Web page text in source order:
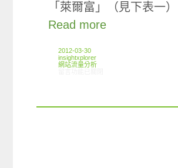
「萊爾富」（見下表一）
Read more
2012-03-30
insightxplorer
網站流量分析